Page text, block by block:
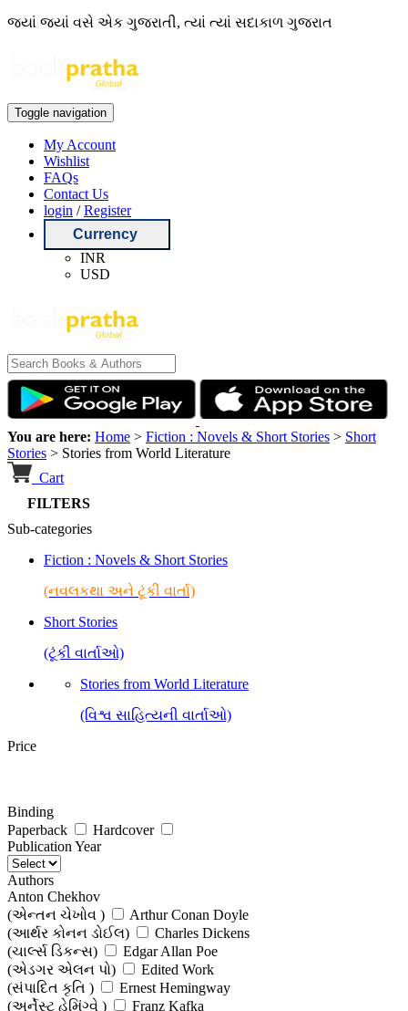
જ્યાં જ્યાં વસે એક ગુજરાતી, ત્યાં ત્યાં સદાકાળ ગુજરાત
Toggle navigation
My Account
Wishlist
FAQs
Contact Us
login /Register
Currency
INR
USD
You are here: Home > Fiction : Novels & Short Stories > Short
Stories > Stories from World Literature
Cart
FILTERS
Sub-categories
Fiction : Novels & Short Stories
(નવલકથા અને ટૂંકી વાર્તા)
Short Stories
(ટૂંકી વાર્તાઓ)
Stories from World Literature
(વિશ્વ સાહિત્યની વાર્તાઓ)
Price
Binding
Paperback
Hardcover
Publication Year
Authors
Anton Chekhov
(એન્તન ચેખોવ )
Arthur Conan Doyle
(આર્થર કોનન ડોઈલ)
Charles Dickens
(ચાર્લ્સ ડિકન્સ)
Edgar Allan Poe
(એડગર એલન પો)
Edited Work
(સંપાદિત કૃતિ )
Ernest Hemingway
(અર્નેસ્ટ હેમિંગ્વે )
Franz Kafka